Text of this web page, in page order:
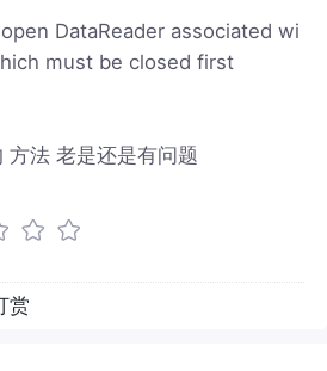
DataReader associated wi
must be closed first
方法 老是还是有问题
赏